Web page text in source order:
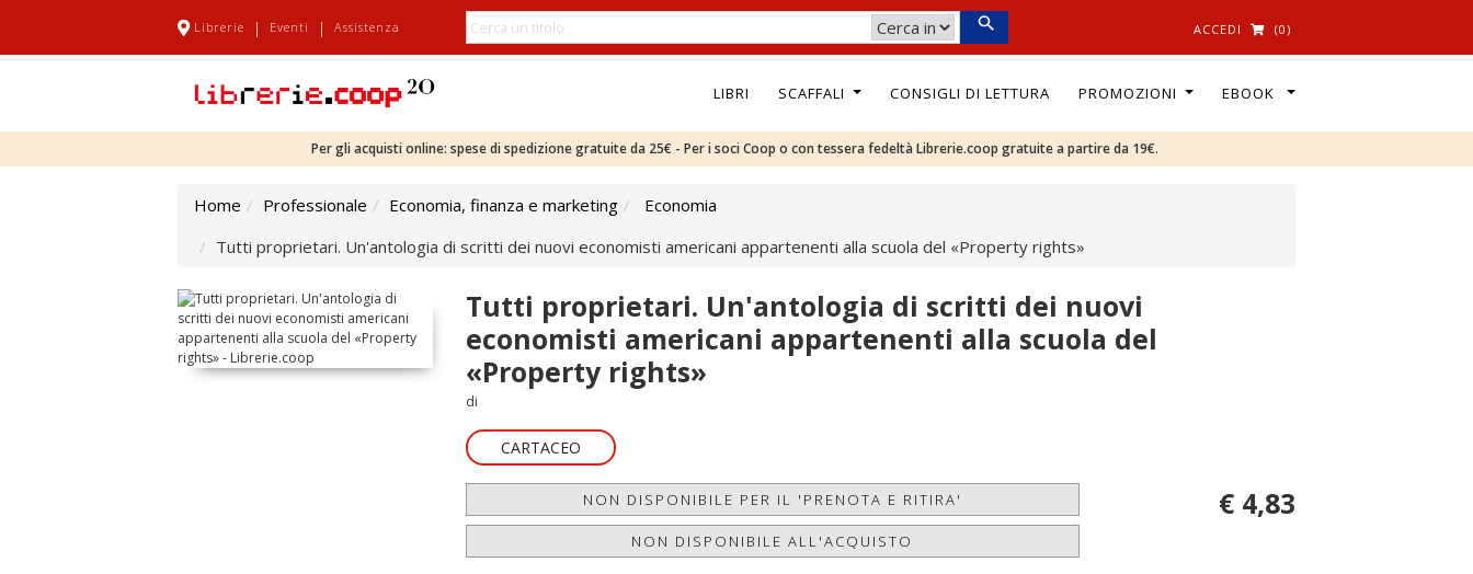
Librerie | Eventi | Assistenza ACCEDI (0)
LIBRI SCAFFALI CONSIGLI DI LETTURA PROMOZIONI EBOOK
Per gli acquisti online: spese di spedizione gratuite da 25€ - Per i soci Coop o con tessera fedeltà Librerie.coop gratuite a partire da 19€.
Home Professionale Economia, finanza e marketing
Economia
Tutti proprietari. Un'antologia di scritti dei nuovi economisti americani appartenenti alla scuola del «Property rights»
Tutti proprietari. Un'antologia di scritti dei nuovi
economisti americani appartenenti alla scuola del
«Property rights»
di
CARTACEO
NON DISPONIBILE PER IL 'PRENOTA E RITIRA'
NON DISPONIBILE ALL'ACQUISTO
€ 4,83